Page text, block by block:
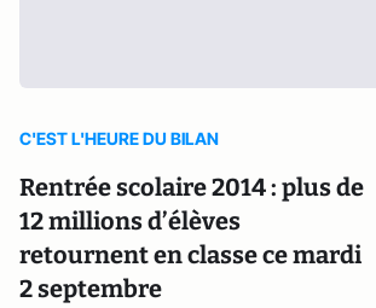
C'EST L'HEURE DU BILAN
Rentrée scolaire 2014 : plus de
12 millions d’élèves
retournent en classe ce mardi
2 septembre